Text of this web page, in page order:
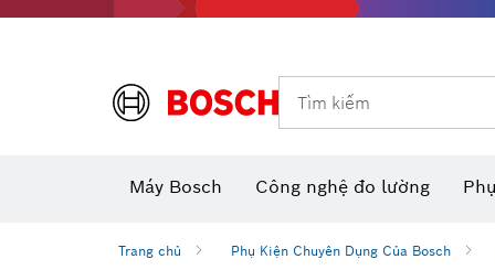
Tìm kiếm
Máy Bosch Công nghệ đo lường
Trang chủ Phụ Kiện Chuyên Dụng Của Bosch